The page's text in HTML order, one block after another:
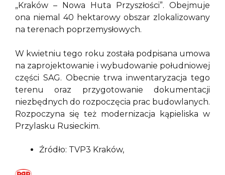
„Kraków – Nowa Huta Przyszłości”. Obejmuje
ona niemal 40 hektarowy obszar zlokalizowany
na terenach poprzemysłowych.
W kwietniu tego roku została podpisana umowa
na zaprojektowanie i wybudowanie południowej
części SAG. Obecnie trwa inwentaryzacja tego
terenu oraz przygotowanie dokumentacji
niezbędnych do rozpoczęcia prac budowlanych.
Rozpoczyna się też modernizacja kąpieliska w
Przylasku Rusieckim.
Źródło: TVP3 Kraków,